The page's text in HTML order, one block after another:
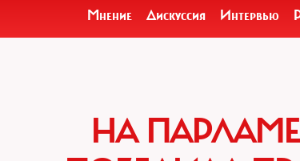
Мнение Дискуссия Интервью
НА